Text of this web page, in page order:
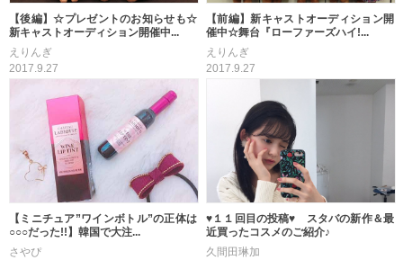
【後編】☆プレゼントのお知らせも☆
新キャストオーディション開催中...
えりんぎ
2017.9.27
【前編】新キャストオーディション開
催中☆舞台『ローファーズハイ!...
えりんぎ
2017.9.27
【ミニチュア”ワインボトル”の正体は
○○○だった!!】韓国で大注...
さやぴ
♥１１回目の投稿♥ スタバの新作＆最
近買ったコスメのご紹介♪
久間田琳加